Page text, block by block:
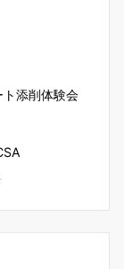
添削体験会